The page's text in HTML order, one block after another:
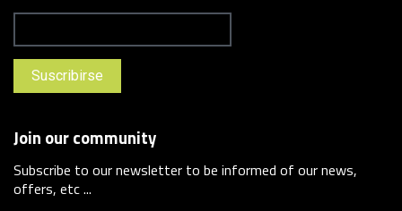
Join our community
Subscribe to our newsletter to be informed of our news,
offers, etc ...